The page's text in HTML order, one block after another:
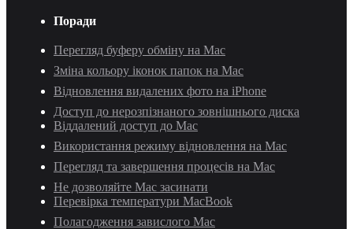
Поради
Перегляд буферу обміну на Mac
Зміна кольору іконок папок на Mac
Відновлення видалених фото на iPhone
Доступ до нерозпізнаного зовнішнього диска
Віддалений доступ до Mac
Використання режиму відновлення на Mac
Перегляд та завершення процесів на Mac
Не дозволяйте Mac засинати
Перевірка температури MacBook
Полагодження завислого Mac